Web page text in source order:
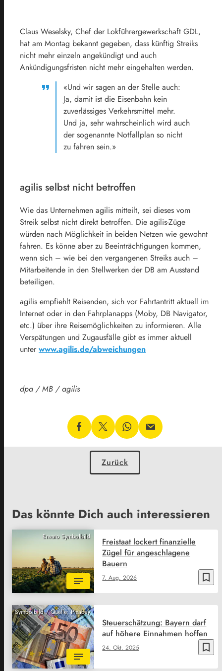
Claus Weselsky, Chef der Lokführergewerkschaft GDL,
hat am Montag bekannt gegeben, dass künftig Streiks
nicht mehr einzeln angekündigt und auch
Ankündigungsfristen nicht mehr eingehalten werden.
«Und wir sagen an der Stelle auch:
Ja, damit ist die Eisenbahn kein
zuverlässiges Verkehrsmittel mehr.
Und ja, sehr wahrscheinlich wird auch
der sogenannte Notfallplan so nicht
zu fahren sein.»
agilis selbst nicht betroffen
Wie das Unternehmen agilis mitteilt, sei dieses vom
Streik selbst nicht direkt betroffen. Die agilis-Züge
würden nach Möglichkeit in beiden Netzen wie gewohnt
fahren. Es könne aber zu Beeinträchtigungen kommen,
wenn sich – wie bei den vergangenen Streiks auch –
Mitarbeitende in den Stellwerken der DB am Ausstand
beteiligen.
agilis empfiehlt Reisenden, sich vor Fahrtantritt aktuell im
Internet oder in den Fahrplanapps (Moby, DB Navigator,
etc.) über ihre Reisemöglichkeiten zu informieren. Alle
Verspätungen und Zugausfälle gibt es immer aktuell
unter www.agilis.de/abweichungen
dpa / MB / agilis
Zurück
Das könnte Dich auch interessieren
Envato Symbolbild
bookmark_border
7. Aug. 2026
Freistaat lockert finanzielle
Zügel für angeschlagene
Bauern
Symbolbild / Quelle: Pixabay
bookmark_border
24. Okt. 2025
Steuerschätzung: Bayern darf
auf höhere Einnahmen hoffen